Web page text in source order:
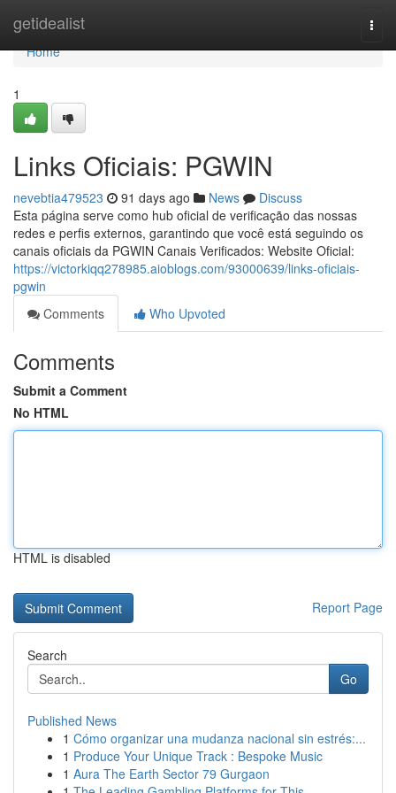
getidealist
Home
Home
1
Links Oficiais: PGWIN
nevebtia479523 91 days ago News
Discuss
Esta página serve como hub oficial de verificação das nossas
redes e perfis externos, garantindo que você está seguindo os
canais oficiais da PGWIN Canais Verificados: Website Oficial:
https://victorkiqq278985.aioblogs.com/93000639/links-oficiais-
pgwin
Comments
Who Upvoted
Comments
Submit a Comment
No HTML
HTML is disabled
Report Page
Search
Go
Published News
1 Cómo organizar una mudanza nacional sin estrés:...
1 Produce Your Unique Track : Bespoke Music
1 Aura The Earth Sector 79 Gurgaon